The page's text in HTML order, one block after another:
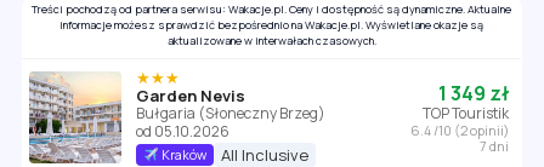
Treści pochodzą od partnera serwisu: Wakacje.pl. Ceny i dostępność są dynamiczne. Aktualne
informacje możesz sprawdzić bezpośrednio na Wakacje.pl. Wyświetlane okazje są
aktualizowane w interwałach czasowych.
★★★
Garden Nevis
Bułgaria (Słoneczny Brzeg)
od 05.10.2026
Kraków All Inclusive
1 349 zł
TOP Touristik
6.4 /10 (2 opinii)
7 dni